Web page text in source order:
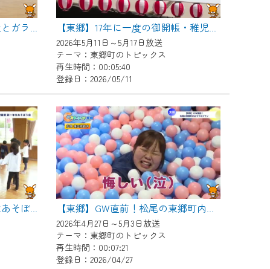
【東郷】ワンダーガーデン 土とガラスとペインティング 【東郷】17年に一度の御開帳・稚児行列
2026年5月11日～5月17日放送
テーマ：東郷町のトピックス
再生時間：00:05:40
登録日：2026/05/11
【東郷】中部児童館 新一年生あそぼう会 【東郷】GW直前！松尾の東郷町内おすすめプラン
2026年4月27日～5月3日放送
テーマ：東郷町のトピックス
再生時間：00:07:21
登録日：2026/04/27